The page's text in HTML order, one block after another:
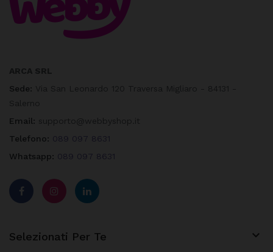
Sede:
Email:
Telefono: 089 097 8631
Whatsapp: 089 097 8631
Selezionati Per Te 